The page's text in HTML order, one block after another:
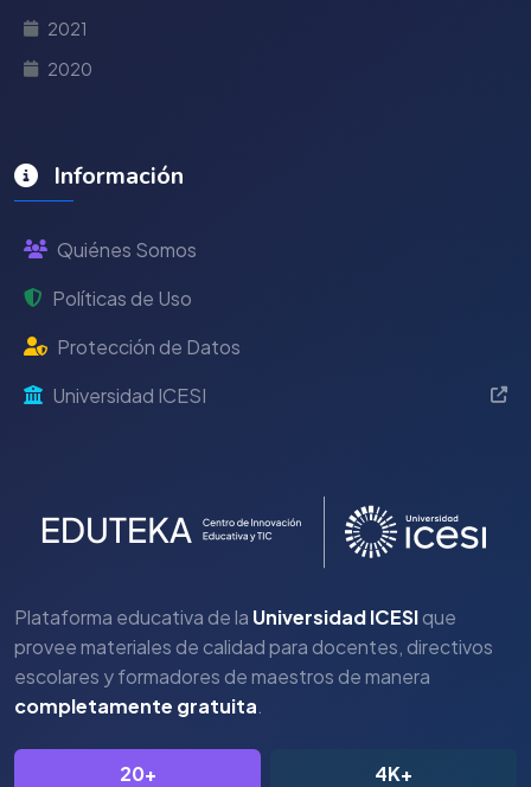
2021
2020
Información
Quiénes Somos
Políticas de Uso
Protección de Datos
Universidad ICESI
Plataforma educativa de la Universidad ICESIque
provee materiales de calidad para docentes, directivos
escolares y formadores de maestros de manera
completamente gratuita.
20+ 4K+